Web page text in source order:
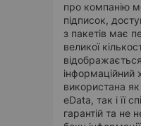
про компанію
підписок,
з пакетів має
великої
інформаційний
використана
eData, так і її
гарантій та не